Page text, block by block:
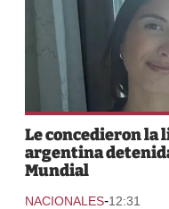
Le concedieron la
argentina
Mundial
NACIONALES-12:31